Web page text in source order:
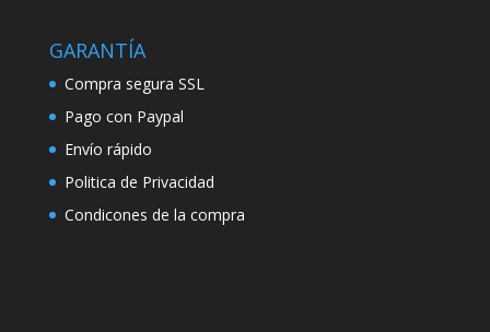
GARANTÍA
Compra segura SSL
Pago con Paypal
Envío rápido
Politica de Privacidad
Condicones de la compra